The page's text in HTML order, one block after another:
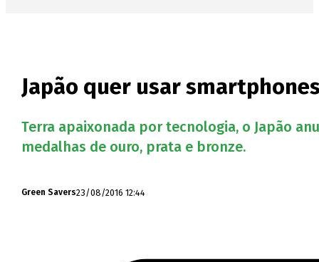
Japão quer usar
Terra apaixonada por tecnologia, o Japão
medalhas de ouro, prata e bronze.
Green Savers23/08/2016 12:44